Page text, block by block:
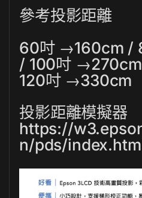
參考投影距離
60吋 →160cm /
/ 100吋 →270cm
120吋 →330cm
投影距離模擬器
https://
n/pds/